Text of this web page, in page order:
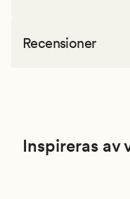
Recensioner
Inspireras av